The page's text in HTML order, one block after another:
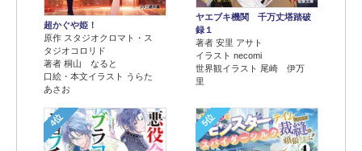
超かぐや姫！
原作 スタジオクロマト・ス
タジオコロリド
著者 桐山 なると
口絵・本文イラスト うらた
あさお
ヤエブキ機関 千万丈塔踏破
録１
著者 安里 アサト
イラスト necomi
世界観イラスト 尾崎 伊万
里
4位 5位